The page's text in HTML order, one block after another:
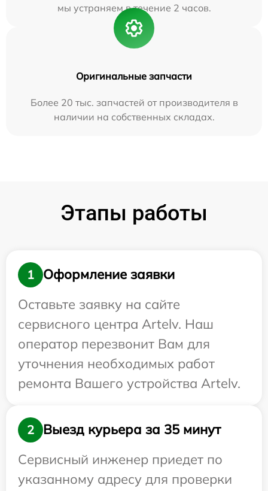
мы устраняем в течение 2 часов.
Оригинальные запчасти
Более 20 тыс. запчастей от производителя в
наличии на собственных складах.
Этапы работы
1
Оформление заявки
Оставьте заявку на сайте
сервисного центра Artelv. Наш
оператор перезвонит Вам для
уточнения необходимых работ
ремонта Вашего устройства Artelv.
2
Выезд курьера за 35 минут
Сервисный инженер приедет по
указанному адресу для проверки